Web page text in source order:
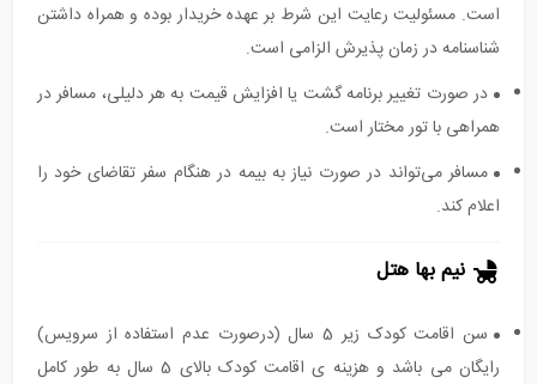
است. مسئولیت رعایت این شرط بر عهده خریدار بوده و همراه داشتن
شناسنامه در زمان پذیرش الزامی است.
در صورت تغییر برنامه گشت یا افزایش قیمت به هر دلیلی، مسافر در
همراهی با تور مختار است.
مسافر می‌تواند در صورت نیاز به بیمه در هنگام سفر تقاضای خود را
اعلام کند.
نیم بها هتل
سن اقامت کودک زیر 5 سال (درصورت عدم استفاده از سرویس)
رایگان می باشد و هزینه ی اقامت کودک بالای 5 سال به طور کامل